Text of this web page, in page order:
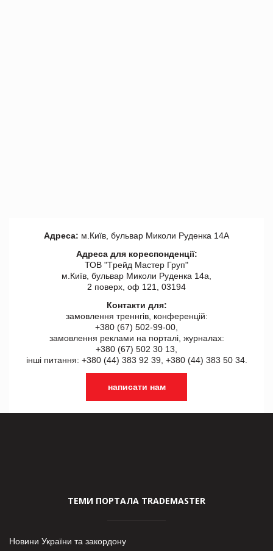
Адреса: м.Київ, бульвар Миколи Руденка 14А
Адреса для кореспонденції:
ТОВ "Tрейд Мастер Груп"
м.Київ, бульвар Миколи Руденка 14а,
2 поверх, оф 121, 03194
Контакти для:
замовлення треннгів, конференцій:
+380 (67) 502-99-00,
замовлення реклами на порталі, журналах:
+380 (67) 502 30 13,
інші питання: +380 (44) 383 92 39, +380 (44) 383 50 34.
написати нам
ТЕМИ ПОРТАЛА TRADEMASTER
Новини України та закордону